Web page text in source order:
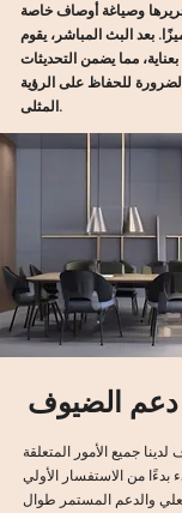
وصياغة أوصاف خاصة
بعد البث المباشر، يقوم
مما يضمن التحديثات
للحفاظ على الرؤية
المثلى.
الضيوف
جميع الأمور المتعلقة
من الاستفسار الأولي
والدعم المستمر طوال